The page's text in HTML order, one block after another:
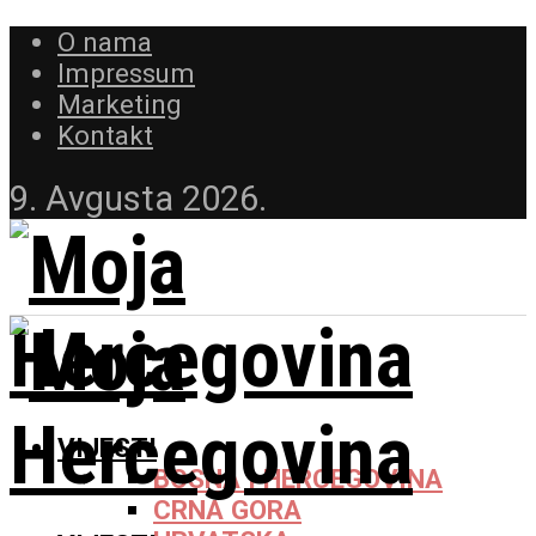
O nama
Impressum
Marketing
Kontakt
9. Avgusta 2026.
VIJESTI
BOSNA I HERCEGOVINA
CRNA GORA